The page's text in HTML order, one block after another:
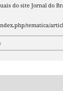
do site Jornal do
tematica/